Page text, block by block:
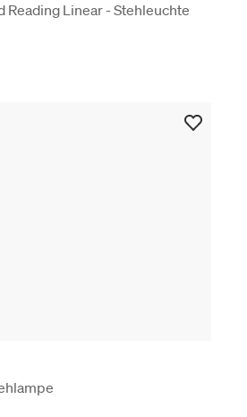
Reading Linear - Stehleuchte